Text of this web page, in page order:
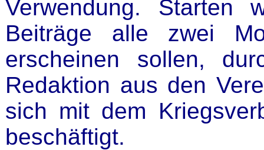
Verwendung. Starten
Beiträge alle zwei
erscheinen sollen,
Redaktion aus den
sich mit dem
beschäftigt.